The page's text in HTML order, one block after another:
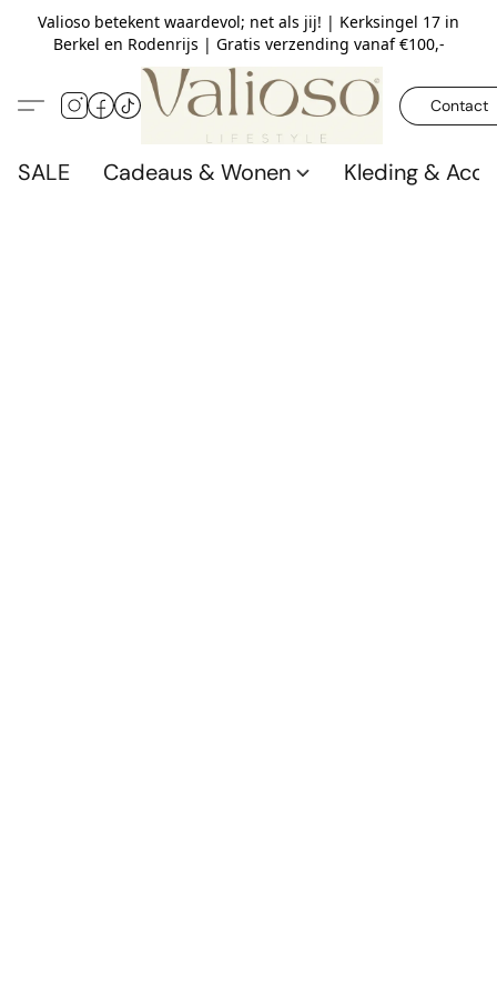
Valioso betekent waardevol; net als jij! | Kerksingel 17 in
Berkel en Rodenrijs | Gratis verzending vanaf €100,-
Contact
SALE Cadeaus & Wonen Kleding &